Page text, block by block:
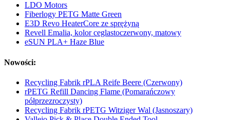
LDO Motors
Fiberlogy PETG Matte Green
E3D Revo HeaterCore ze sprężyną
Revell Emalia, kolor ceglastoczerwony, matowy
eSUN PLA+ Haze Blue
Nowości:
Recycling Fabrik rPLA Reife Beere (Czerwony)
rPETG Refill Dancing Flame (Pomarańczowy
półprzezroczysty)
Recycling Fabrik rPETG Witziger Wal (Jasnoszary)